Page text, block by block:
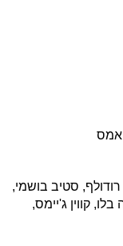
רודולף, סטיב בושמי,
בלו, קווין ג'יימס,